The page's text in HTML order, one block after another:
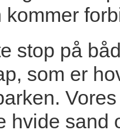
kommer
stop på
som er
hvide sand